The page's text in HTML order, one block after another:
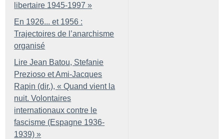
libertaire 1945-1997 »
En 1926... et 1956 :
Trajectoires de l’anarchisme
organisé
Lire Jean Batou, Stefanie
Prezioso et Ami-Jacques
Rapin (dir.), « Quand vient la
nuit. Volontaires
internationaux contre le
fascisme (Espagne 1936-
1939) »